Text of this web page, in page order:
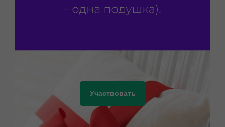
Участвовать